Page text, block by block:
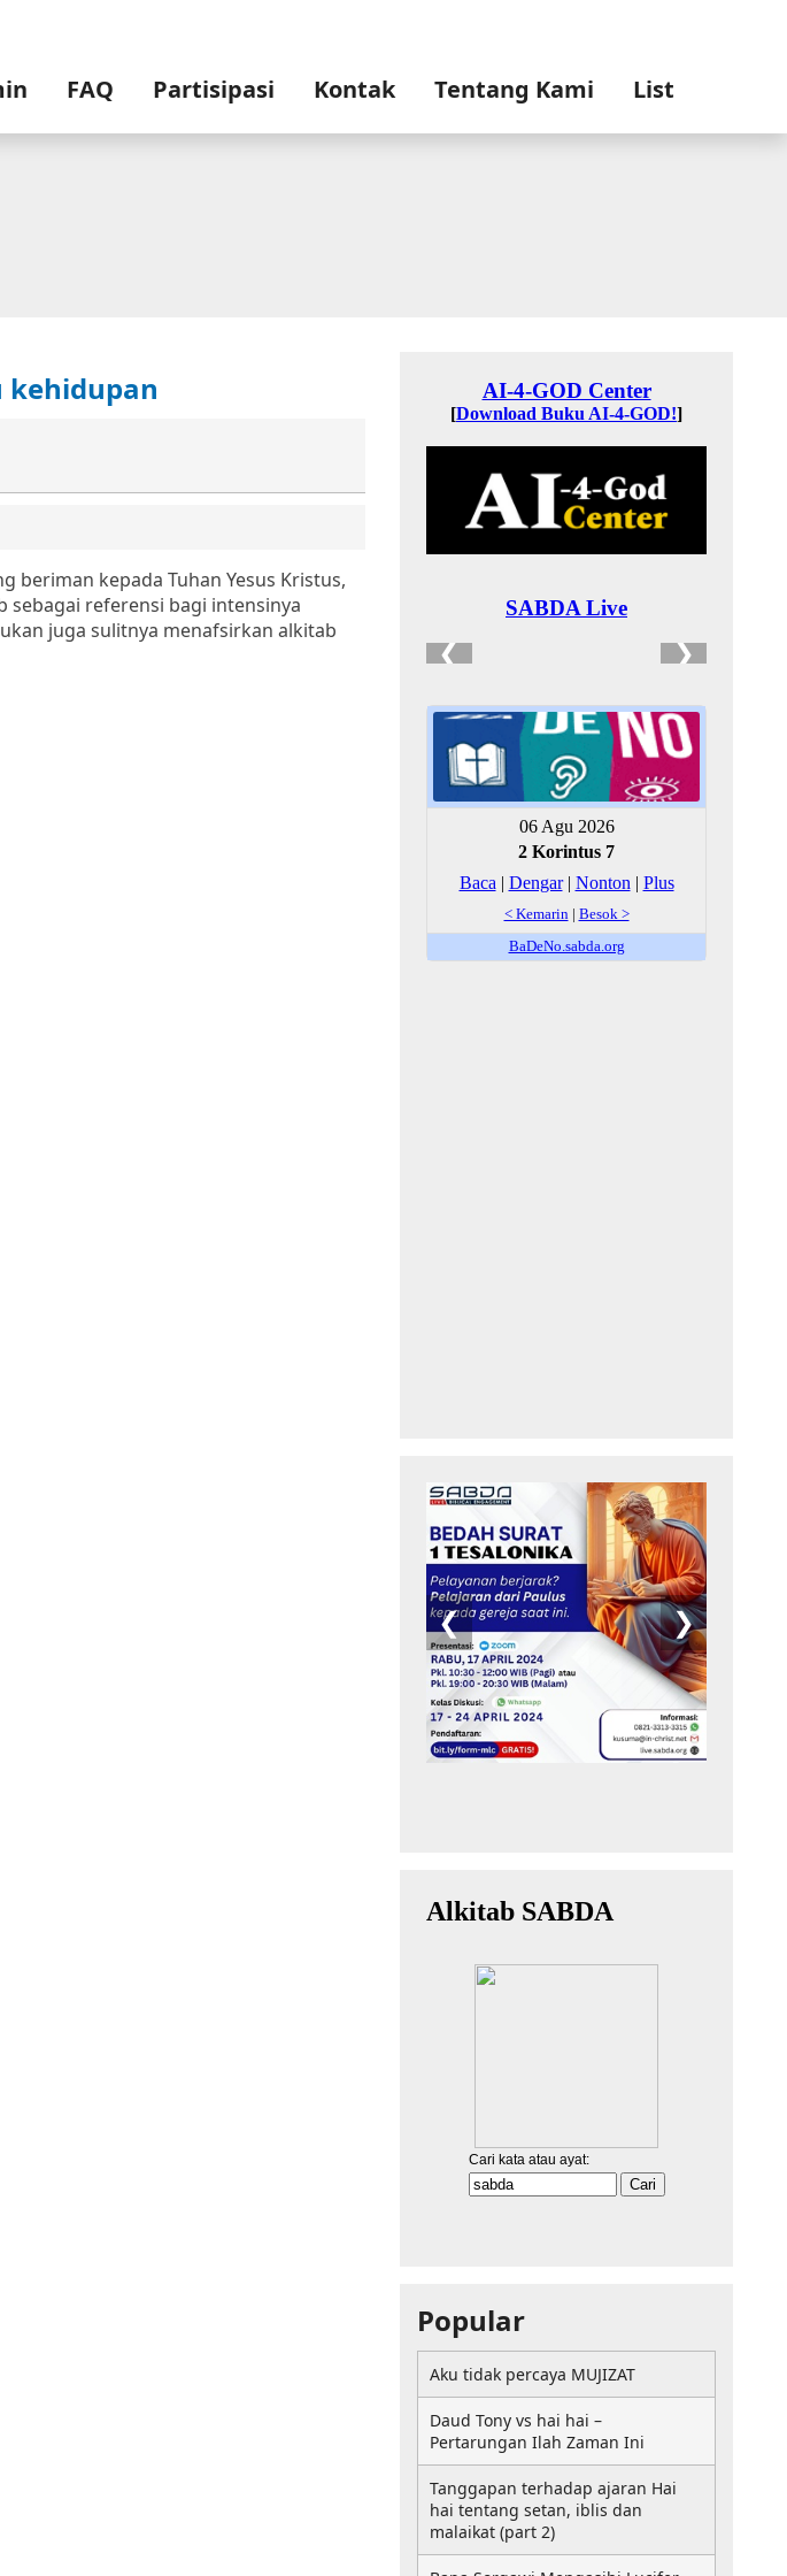
FAQ Partisipasi Kontak Tentang Kami List
beriman kepada Tuhan Yesus Kristus,
referensi bagi intensinya
juga sulitnya menafsirkan alkitab
Popular
Aku tidak percaya MUJIZAT
Daud Tony vs hai hai –
Pertarungan Ilah Zaman Ini
Tanggapan terhadap ajaran Hai
hai tentang setan, iblis dan
malaikat (part 2)